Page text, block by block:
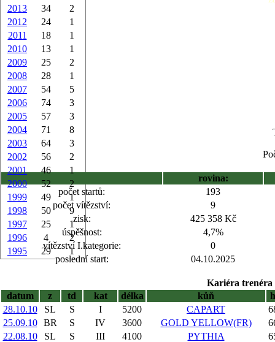
2013
34
2
2012
24
1
2011
18
1
2010
13
1
2009
25
2
2008
28
1
2007
54
5
2006
74
3
2005
57
3
2004
71
8
2003
64
3
2002
56
2
2001
46
1
2000
52
2
1999
49
1
1998
50
9
1997
25
1
1996
4
2
1995
29 1
rovina:
počet startů:
193
počet vítězství:
9
zisk:
425 358 Kč
úspěšnost:
4,7%
vítězství I.kategorie:
0
poslední start:
04.10.2025
Kariéra trenéra
datum
z td kat délka kůň
28.10.10
SL S I 5200 CAPART
25.09.10
BR S IV 3600 GOLD YELLOW(FR)
22.08.10
SL S III 4100 PYTHIA